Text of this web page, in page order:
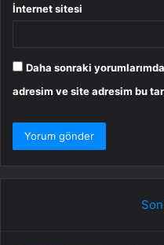
İnternet sitesi
Daha sonraki
adresim ve site adresim bu